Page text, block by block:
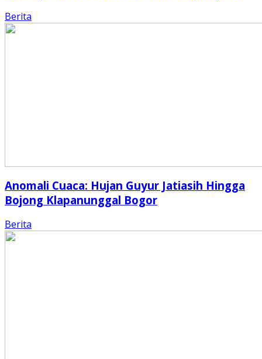
Berita
Anomali Cuaca: Hujan Guyur Jatiasih Hingga
Bojong Klapanunggal Bogor
Berita